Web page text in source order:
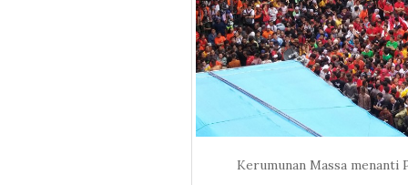
Kerumunan Massa menanti